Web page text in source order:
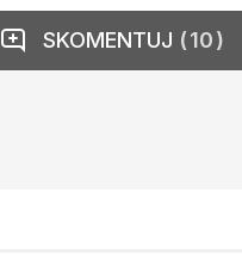
SKOMENTUJ 10